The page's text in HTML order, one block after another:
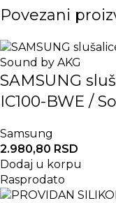
Povezani
SAMSUNG
IC100-BWE /
Samsung
2.980,80 RSD
Dodaj u korpu
Rasprodato